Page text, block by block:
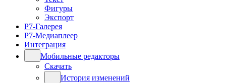
Фигуры
Экспорт
Р7-Галерея
Р7-Медиаплеер
Интеграция
Мобильные редакторы
Скачать
История изменений